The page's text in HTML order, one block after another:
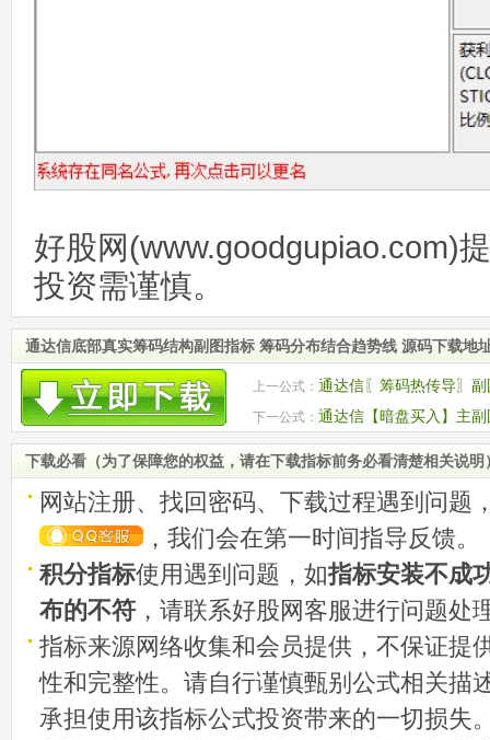
好股网(www.goodgupiao.com)
投资需谨慎。
通达信底部真实筹码结构副图指标 筹码分布结合趋势线 源码下载地
上一公式： 通达信〖筹码热传导〗
交量热度 源码
下一公式： 通达信【暗盘买入】主
后主升浪启动点！
下载必看（为了保障您的权益，请在下载指标前务必看清楚相关说明
网站注册、找回密码、下载过程遇到问题
，我们会在第一时间指导反馈。
积分指标使用遇到问题，如指标安装不成
布的不符 ，请联系好股网客服进行问题处
指标来源网络收集和会员提供，不保证提
性和完整性。请自行谨慎甄别公式相关描
承担使用该指标公式投资带来的一切损失